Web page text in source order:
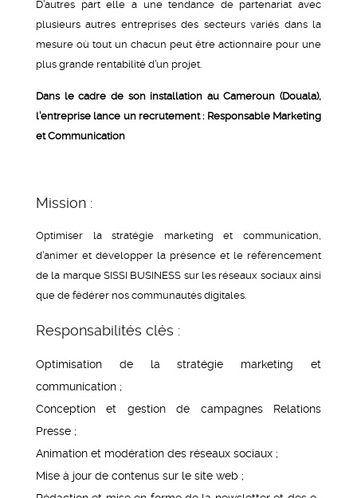
D’autres part elle a une tendance de partenariat avec
plusieurs autres entreprises des secteurs variés dans la
mesure où tout un chacun peut être actionnaire pour une
plus grande rentabilité d’un projet.
Dans le cadre de son installation au Cameroun (Douala),
l’entreprise lance un recrutement : Responsable Marketing
et Communication
Mission :
Optimiser la stratégie marketing et communication,
d’animer et développer la présence et le référencement
de la marque SISSI BUSINESS sur les réseaux sociaux ainsi
que de fédérer nos communautés digitales.
Responsabilités clés :
Optimisation de la stratégie marketing et
communication ;
Conception et gestion de campagnes Relations
Presse ;
Animation et modération des réseaux sociaux ;
Mise à jour de contenus sur le site web ;